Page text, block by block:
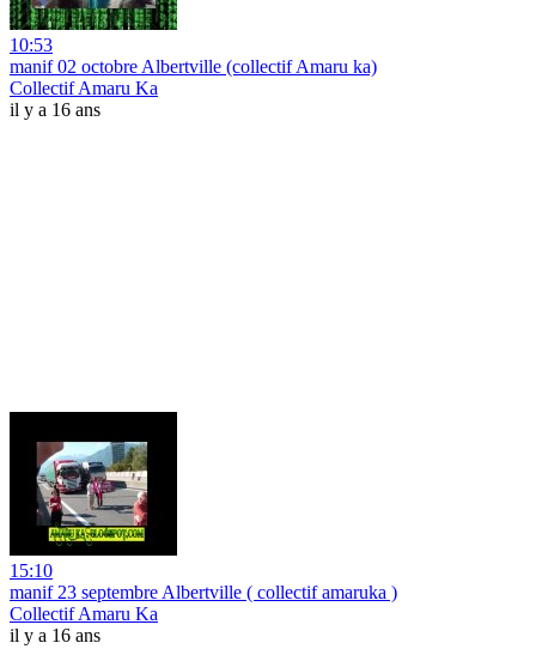
10:53
manif 02 octobre Albertville (collectif Amaru ka)
Collectif Amaru Ka
il y a 16 ans
15:10
manif 23 septembre Albertville ( collectif amaruka )
Collectif Amaru Ka
il y a 16 ans